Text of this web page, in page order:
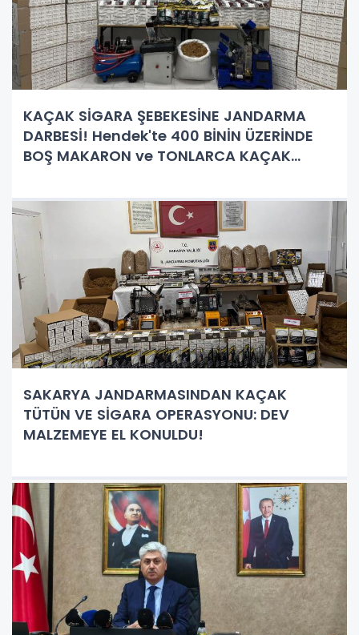
KAÇAK SİGARA ŞEBEKESİNE JANDARMA
DARBESİ! Hendek'te 400 BİNİN ÜZERİNDE
BOŞ MAKARON ve TONLARCA KAÇAK
SAKARYA JANDARMASINDAN KAÇAK
TÜTÜN VE SİGARA OPERASYONU: DEV
MALZEMEYE EL KONULDU!